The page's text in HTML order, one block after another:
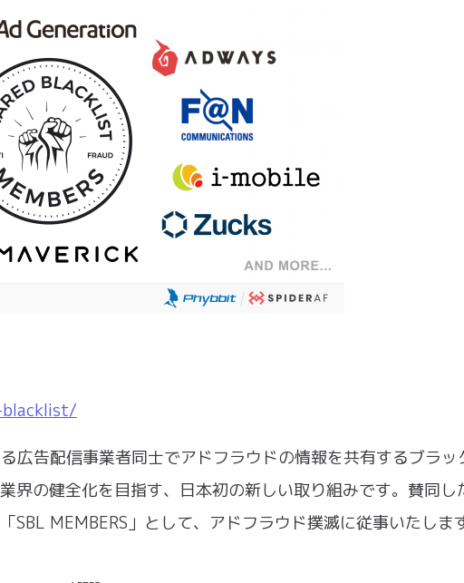
広告配信事業者同士でアドフラウドの情報を共有するブラッ
界の健全化を目指す、日本初の新しい取り組みです。賛同し
SBL MEMBERS」として、アドフラウド撲滅に従事いたしま